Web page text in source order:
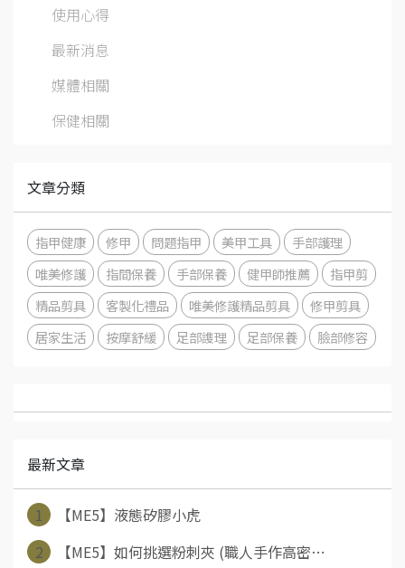
使用心得
最新消息
媒體相關
保健相關
文章分類
指甲健康 修甲 問題指甲 美甲工具
手部護理
唯美修護
指間保養 手部保養 健甲師推薦
指甲剪
精品剪具
客製化禮品 唯美修護精品剪具
修甲剪具
居家生活
按摩舒緩 足部謢理 足部保養 臉部修容
最新文章
1
【ME5】液態矽膠小虎
2
【ME5】如何挑選粉刺夾 (職人手作高密⋯